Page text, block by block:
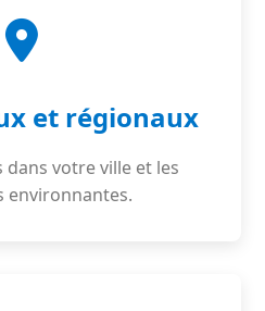
et régionaux
dans votre ville et les
environnantes.